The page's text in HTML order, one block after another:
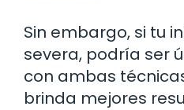
Sin embargo, si tu
severa, podría ser
con ambas
brinda mejores